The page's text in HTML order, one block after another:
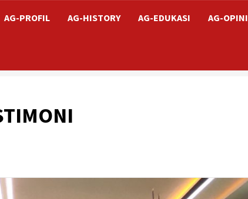
AG-PROFIL AG-HISTORY AG-EDUKASI AG-OPINI